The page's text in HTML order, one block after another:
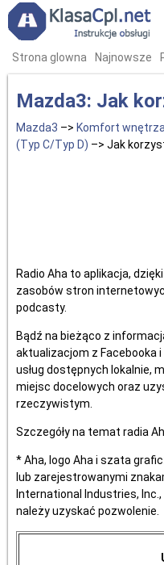
Strona glowna Najnowsze
Mazda3: Jak
Mazda3 –> Komfort wnętrza
(Typ C/Typ D) –> Jak
Radio Aha to aplikacja,
zasobów stron
podcasty.
Bądź na bieżąco z
aktualizacjom z Facebooka
usług dostępnych lokalnie,
miejsc docelowych oraz
rzeczywistym.
Szczegóły na temat radia
* Aha, logo Aha i szata
lub zarejestrowanymi
International Industries,
należy uzyskać pozwolenie.